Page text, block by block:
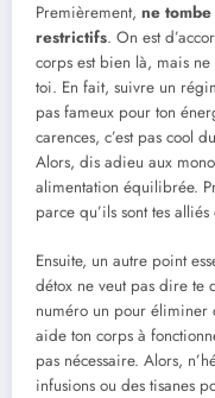
Premièrement, ne
restrictifs. On est
corps est bien là, mais
toi. En fait, suivre un
pas fameux pour ton
carences, c’est pas cool
Alors, dis adieu aux
alimentation équilibrée.
parce qu’ils sont tes
Ensuite, un autre point
détox ne veut pas dire te
numéro un pour éliminer
aide ton corps à
pas nécessaire. Alors,
infusions ou des tisanes